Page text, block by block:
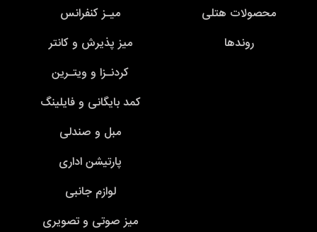
محصولات هتلی
روندها
میـز کنفرانس
میز پذیرش و کانتر
کردنـزا و ویتـرین
کمد بایگانی و فایلینگ
مبل و صندلی
پارتیشن اداری
لوازم جانبی
میز صوتی و تصویری